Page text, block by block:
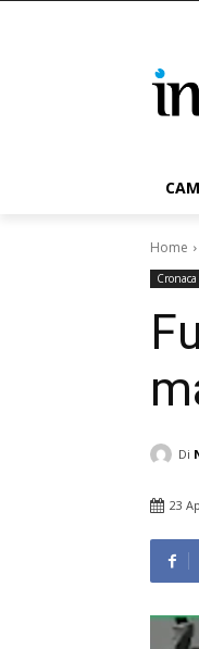
Home
Cronaca
Di
23